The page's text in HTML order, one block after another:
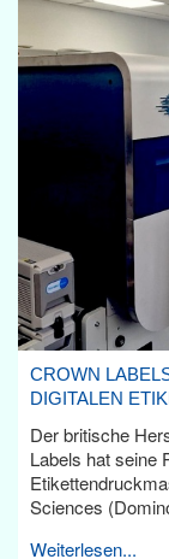
CROWN
DIGITALEN
Der britische
Labels hat seine
Sciences
Weiterlesen...